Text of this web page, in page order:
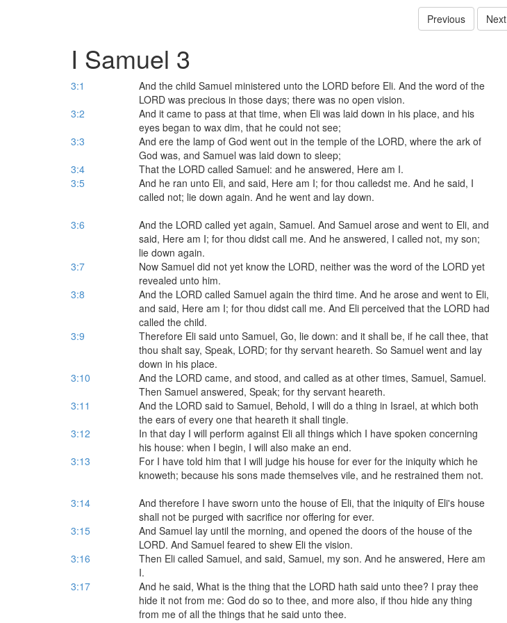
Previous Next
I Samuel 3
3:1
And the child Samuel ministered unto the LORD before Eli. And the word of the
LORD was precious in those days; there was no open vision.
3:2
And it came to pass at that time, when Eli was laid down in his place, and his
eyes began to wax dim, that he could not see;
3:3
And ere the lamp of God went out in the temple of the LORD, where the ark of
God was, and Samuel was laid down to sleep;
3:4
That the LORD called Samuel: and he answered, Here am I.
3:5
And he ran unto Eli, and said, Here am I; for thou calledst me. And he said, I
called not; lie down again. And he went and lay down.
3:6
And the LORD called yet again, Samuel. And Samuel arose and went to Eli, and
said, Here am I; for thou didst call me. And he answered, I called not, my son;
lie down again.
3:7
Now Samuel did not yet know the LORD, neither was the word of the LORD yet
revealed unto him.
3:8
And the LORD called Samuel again the third time. And he arose and went to Eli,
and said, Here am I; for thou didst call me. And Eli perceived that the LORD had
called the child.
3:9
Therefore Eli said unto Samuel, Go, lie down: and it shall be, if he call thee, that
thou shalt say, Speak, LORD; for thy servant heareth. So Samuel went and lay
down in his place.
3:10
And the LORD came, and stood, and called as at other times, Samuel, Samuel.
Then Samuel answered, Speak; for thy servant heareth.
3:11
And the LORD said to Samuel, Behold, I will do a thing in Israel, at which both
the ears of every one that heareth it shall tingle.
3:12
In that day I will perform against Eli all things which I have spoken concerning
his house: when I begin, I will also make an end.
3:13
For I have told him that I will judge his house for ever for the iniquity which he
knoweth; because his sons made themselves vile, and he restrained them not.
3:14
And therefore I have sworn unto the house of Eli, that the iniquity of Eli's house
shall not be purged with sacrifice nor offering for ever.
3:15
And Samuel lay until the morning, and opened the doors of the house of the
LORD. And Samuel feared to shew Eli the vision.
3:16
Then Eli called Samuel, and said, Samuel, my son. And he answered, Here am
I.
3:17
And he said, What is the thing that the LORD hath said unto thee? I pray thee
hide it not from me: God do so to thee, and more also, if thou hide any thing
from me of all the things that he said unto thee.